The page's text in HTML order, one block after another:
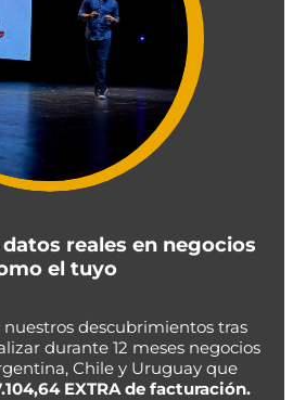
datos reales en negocios
el tuyo
descubrimientos tras
durante 12 meses negocios
Chile y Uruguay que
EXTRA de facturación.